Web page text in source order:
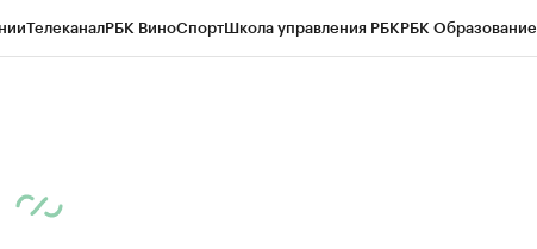
ТелеканалРБК ВиноСпортШкола управления РБКРБК Образование